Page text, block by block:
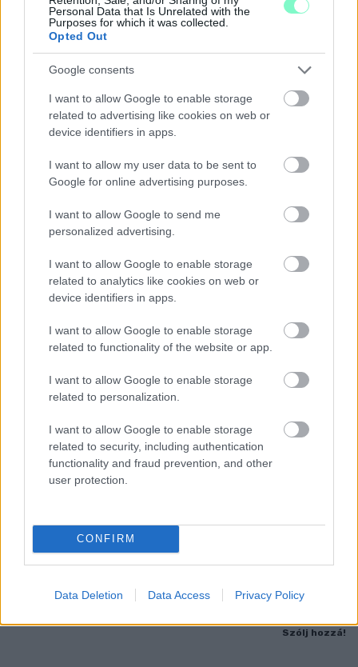
Personal Data that Is Unrelated with the
Purposes for which it was collected.
Opted Out
Google consents
I want to allow Google to enable storage
related to advertising like cookies on web or
device identifiers in apps.
I want to allow my user data to be sent to
Google for online advertising purposes.
I want to allow Google to send me
personalized advertising.
I want to allow Google to enable storage
related to analytics like cookies on web or
device identifiers in apps.
I want to allow Google to enable storage
related to functionality of the website or app.
I want to allow Google to enable storage
related to personalization.
I want to allow Google to enable storage
related to security, including authentication
functionality and fraud prevention, and other
user protection.
CONFIRM
Data Deletion Data Access Privacy Policy
ÉRMET VÁRNAK A KALAPÁCSVETŐ HALÁSZ
BENCÉTŐL A MA KEZDŐD ATLÉTIKA EURÓPA-
De a másik szombathelyi dobó, Szabados Ármin is szép
helyezést érhet el.
Szólj hozzá!
FEL NYUGTATÓT – A GYŐRI ÜGYÉSZSÉG VÁDAT
EMELTEK AZ ORVOS ELLEN
A Kapuvári járás egyik állami pszichiátriai szakrendelésén
dolgozó férfi receptenként 10 ezer forintért állított ki
Szólj hozzá!